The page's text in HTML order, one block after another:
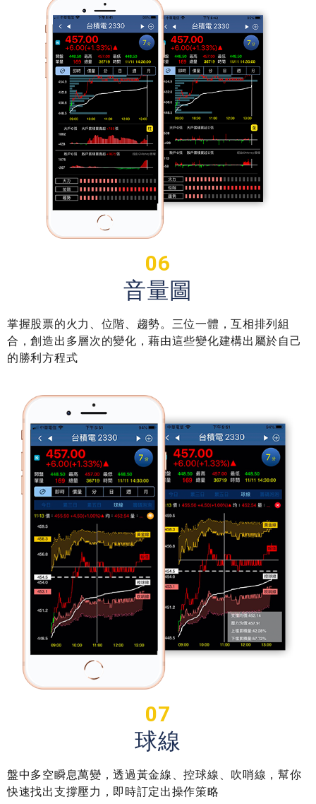
06
音量圖
掌握股票的火力、位階、趨勢。三位一體，互相排列組
合，創造出多層次的變化，藉由這些變化建構出屬於自己
的勝利方程式
07
球線
盤中多空瞬息萬變，透過黃金線、控球線、吹哨線，幫你
快速找出支撐壓力，即時訂定出操作策略